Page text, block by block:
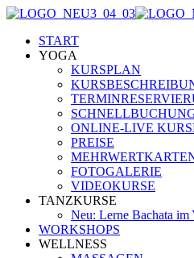
START
YOGA
KURSPLAN
ONLINE-LIVE
PREISE
FOTOGALERIE
VIDEOKURSE
TANZKURSE
Neu: Lerne Bachata im
WORKSHOPS
WELLNESS